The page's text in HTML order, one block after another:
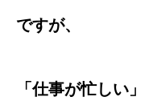
ですが、
「仕事が忙しい」